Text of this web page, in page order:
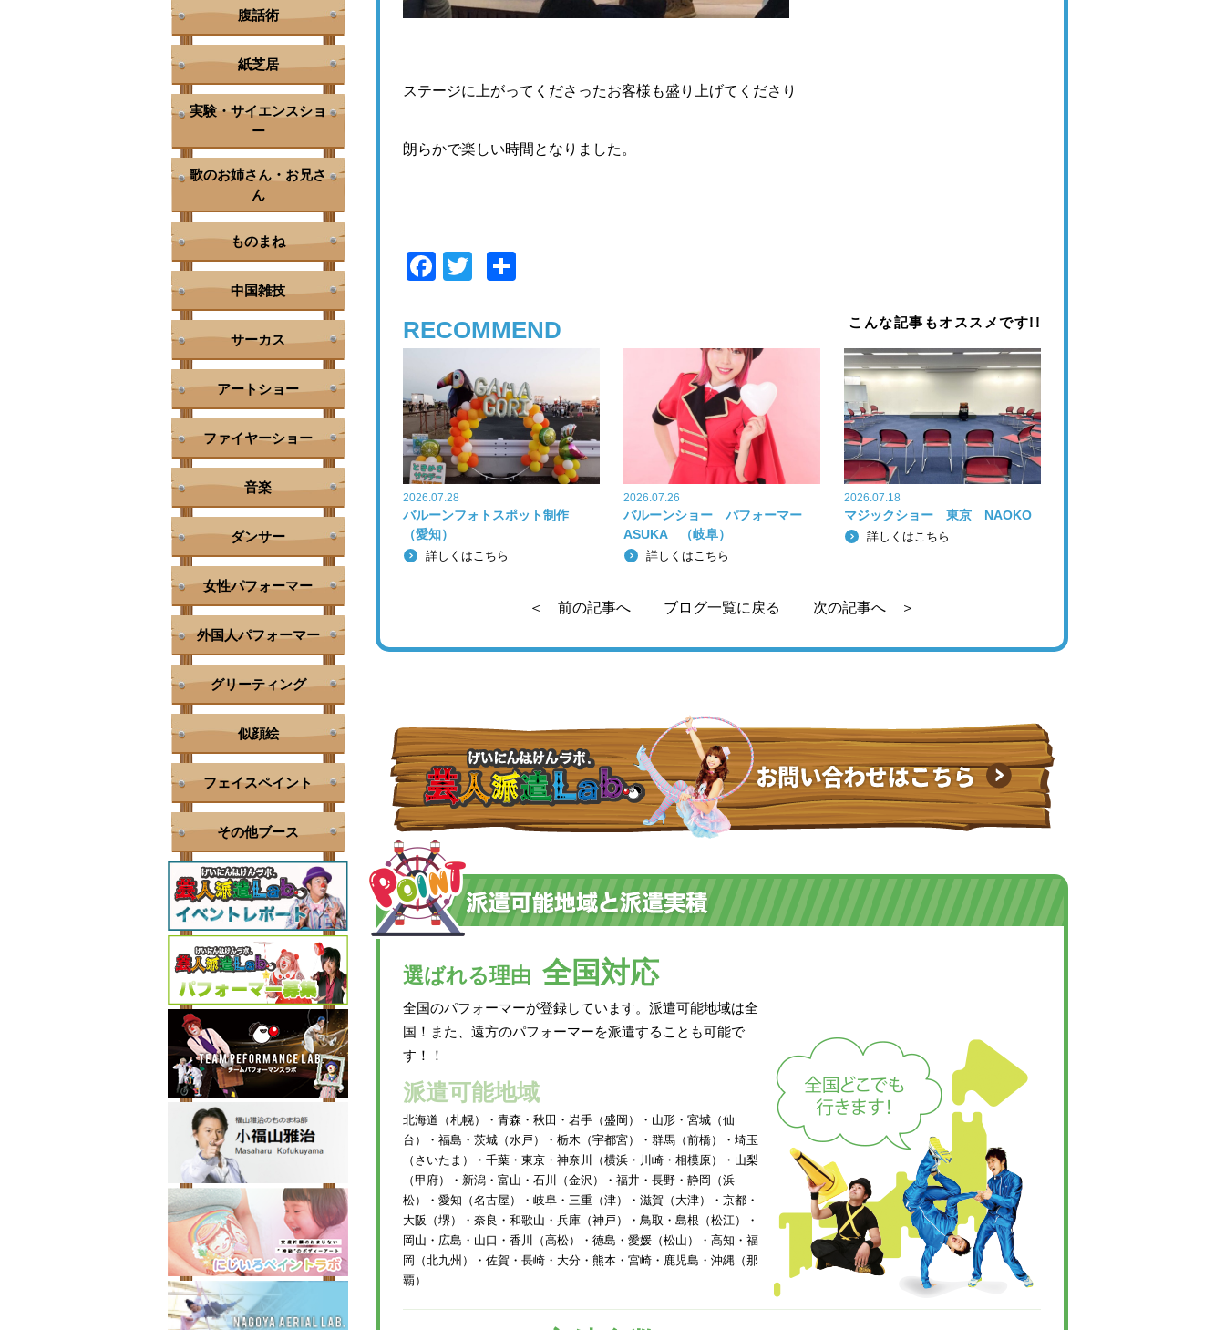
ステージに上がってくださったお客様も盛り上げてくださり
朗らかで楽しい時間となりました。
F
c
e
b
o
o
k
tt
er
RECOMMEND こんな記事もオススメです!!
2026.07.28
バルーンフォトスポット制作
（愛知）
詳しくはこちら
2026.07.26
バルーンショー パフォーマー
ASUKA （岐阜）
詳しくはこちら
2026.07.18
マジックショー 東京 NAOKO
詳しくはこちら
＜ 前の記事へ ブログ一覧に戻る 次の記事へ ＞
選ばれる理由 全国対応
全国のパフォーマーが登録しています。派遣可能地域は全
国！また、遠方のパフォーマーを派遣することも可能で
す！！
派遣可能地域
北海道（札幌）・青森・秋田・岩手（盛岡）・山形・宮城（仙
台）・福島・茨城（水戸）・栃木（宇都宮）・群馬（前橋）・埼玉
（さいたま）・千葉・東京・神奈川（横浜・川崎・相模原）・山梨
（甲府）・新潟・富山・石川（金沢）・福井・長野・静岡（浜
松）・愛知（名古屋）・岐阜・三重（津）・滋賀（大津）・京都・
大阪（堺）・奈良・和歌山・兵庫（神戸）・鳥取・島根（松江）・
岡山・広島・山口・香川（高松）・徳島・愛媛（松山）・高知・福
岡（北九州）・佐賀・長崎・大分・熊本・宮崎・鹿児島・沖縄（那
覇）
腹話術
紙芝居
実験・サイエンスショ
ー
歌のお姉さん・お兄さ
ん
ものまね
中国雑技
サーカス
アートショー
ファイヤーショー
音楽
ダンサー
女性パフォーマー
外国人パフォーマー
グリーティング
似顔絵
フェイスペイント
その他ブース